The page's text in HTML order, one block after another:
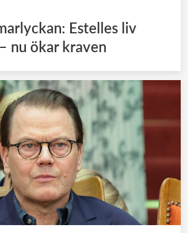
Estelles liv
nu ökar kraven